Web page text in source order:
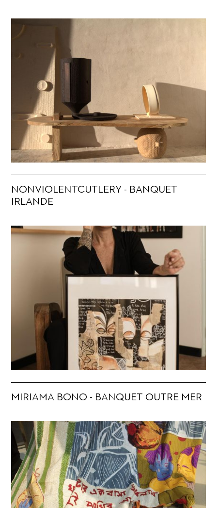
NONVIOLENTCUTLERY - BANQUET
IRLANDE
MIRIAMA BONO - BANQUET OUTRE MER